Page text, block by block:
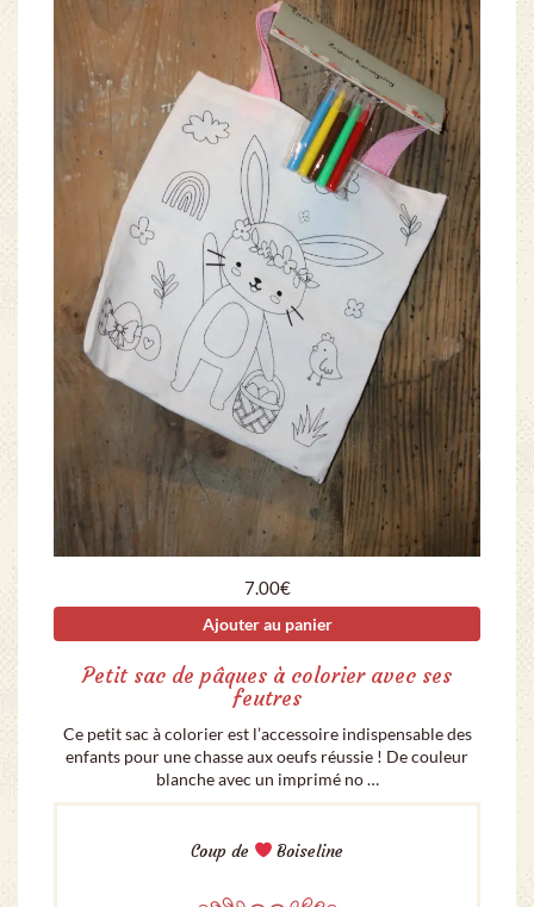
7.00€
Ajouter au panier
Petit sac de pâques à colorier avec ses
feutres
Ce petit sac à colorier est l’accessoire indispensable des
enfants pour une chasse aux oeufs réussie ! De couleur
blanche avec un imprimé no …
Coup de Boiseline